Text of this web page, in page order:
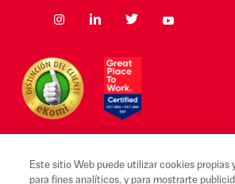
Este sitio Web puede utilizar cookies propias
para fines analíticos, y para mostrarte